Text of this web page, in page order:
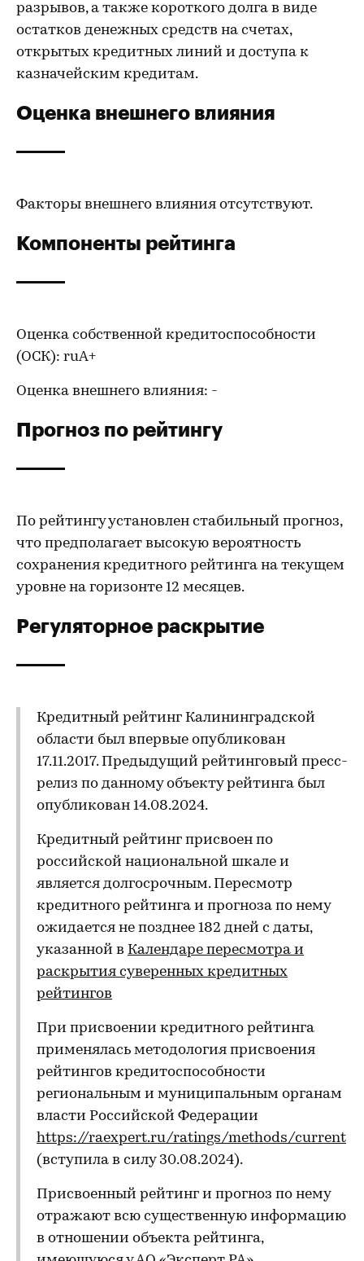
разрывов, а также короткого долга в виде
остатков денежных средств на счетах,
открытых кредитных линий и доступа к
казначейским кредитам.
Оценка внешнего влияния
Факторы внешнего влияния отсутствуют.
Компоненты рейтинга
Оценка собственной кредитоспособности
(ОСК): ruА+
Оценка внешнего влияния: -
Прогноз по рейтингу
По рейтингу установлен стабильный прогноз,
что предполагает высокую вероятность
сохранения кредитного рейтинга на текущем
уровне на горизонте 12 месяцев.
Регуляторное раскрытие
Кредитный рейтинг Калининградской
области был впервые опубликован
17.11.2017. Предыдущий рейтинговый пресс-
релиз по данному объекту рейтинга был
опубликован 14.08.2024.
Кредитный рейтинг присвоен по
российской национальной шкале и
является долгосрочным. Пересмотр
кредитного рейтинга и прогноза по нему
ожидается не позднее 182 дней с даты,
указанной в Календаре пересмотра и
раскрытия суверенных кредитных
рейтингов
При присвоении кредитного рейтинга
применялась методология присвоения
рейтингов кредитоспособности
региональным и муниципальным органам
власти Российской Федерации
https://raexpert.ru/ratings/methods/current
(вступила в силу 30.08.2024).
Присвоенный рейтинг и прогноз по нему
отражают всю существенную информацию
в отношении объекта рейтинга,